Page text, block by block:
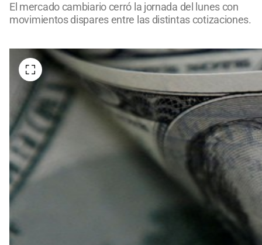
El mercado cambiario cerró la jornada del lunes con
movimientos dispares entre las distintas cotizaciones.